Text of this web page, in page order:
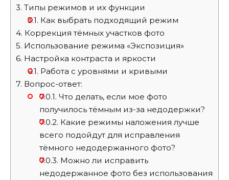
3. Типы режимов и их функции
3.1. Как выбрать подходящий режим
4. Коррекция тёмных участков фото
5. Использование режима «Экспозиция»
6. Настройка контраста и яркости
6.1. Работа с уровнями и кривыми
7. Вопрос-ответ:
7.0.1. Что делать, если мое фото
получилось тёмным из-за недодержки?
7.0.2. Какие режимы наложения лучше
всего подойдут для исправления
тёмного недодержанного фото?
7.0.3. Можно ли исправить
недодержанное фото без использования